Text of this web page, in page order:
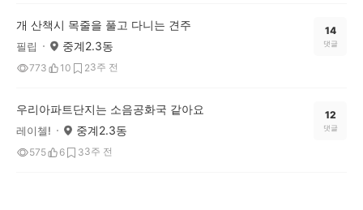
개 산책시 목줄을 풀고 다니는 견주
필립 중계2.3동
773 10 23주 전
14
댓글
우리아파트단지는 소음공화국 같아요
레이첼! 중계2.3동
575 6 33주 전
12
댓글